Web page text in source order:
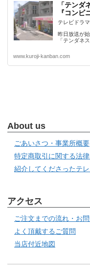
「テン
『コンビ
テレビドラ
昨日放送が
「テンダネ
www.kuroji-kanban.com
About us
ごあいさつ・事業所概要
特定商取引に関する法
紹介してくださったテ
アクセス
ご注文までの流れ・お
よく頂戴するご質問
当店付近地図